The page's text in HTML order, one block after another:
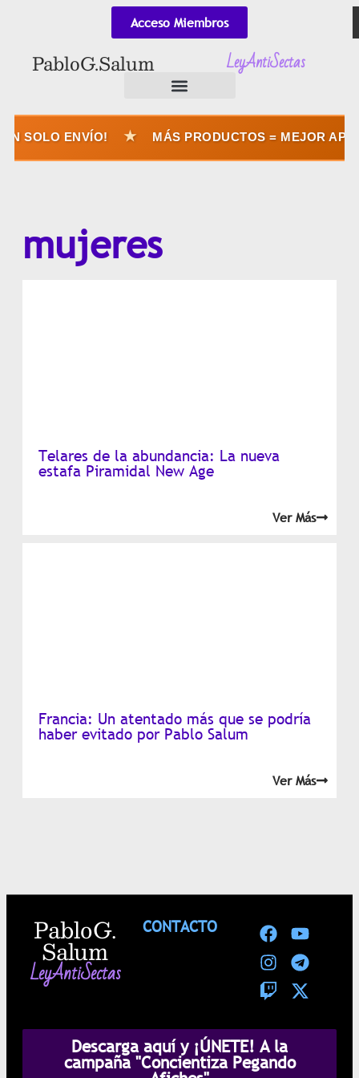
Acceso Miembros
Pablo G. Salum LeyAntiSectas
SOLO ENVÍO! MÁS PRODUCTOS = MEJOR
mujeres
Telares de la abundancia: La nueva
estafa Piramidal New Age
Ver Más
Francia: Un atentado más que se podría
haber evitado por Pablo Salum
Ver Más
CONTACTO
Pablo G.
Salum
LeyAntiSectas
Descarga aquí y ¡ÚNETE! A la
campaña "Concientiza Pegando